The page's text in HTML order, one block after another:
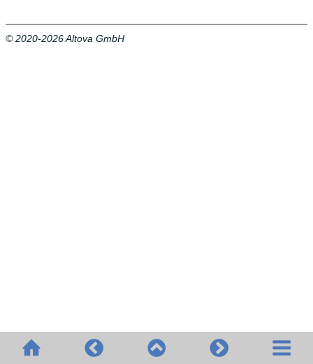
© 2020-2026 Altova GmbH